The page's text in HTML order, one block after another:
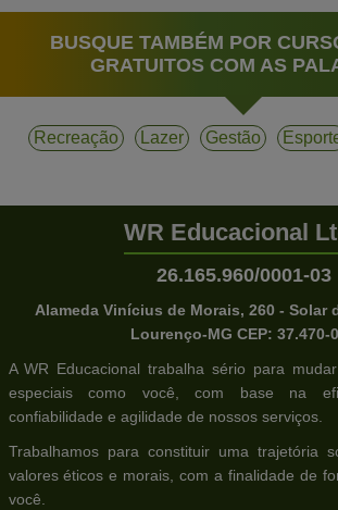
BUSQUE TAMBÉM POR
GRATUITOS COM AS
Recreação Lazer Gestão
WR Educacional
26.165.960/0001-03
Alameda Vinícius de Morais, 260 - Solar
Lourenço-MG CEP: 37.470-
A WR Educacional trabalha sério para
especiais como você, com base na
confiabilidade e agilidade de nossos serviços.
Trabalhamos para constituir uma trajetória
valores éticos e morais, com a finalidade de
você.